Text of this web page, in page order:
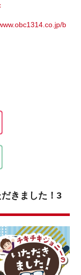
b
きました！3